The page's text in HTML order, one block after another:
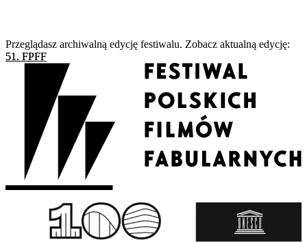
Przeglądasz archiwalną edycję festiwalu. Zobacz aktualną edycję:
51. FPFF